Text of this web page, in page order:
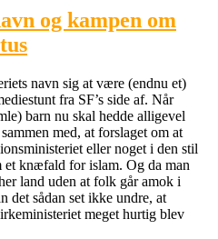
og kampen om
navn sig at være (endnu et)
fra SF’s side af. Når
barn nu skal hedde alligevel
med, at forslaget om at
eller noget i den stil
et knæfald for islam. Og da man
land uden at folk går amok i
det sådan set ikke undre, at
meget hurtig blev